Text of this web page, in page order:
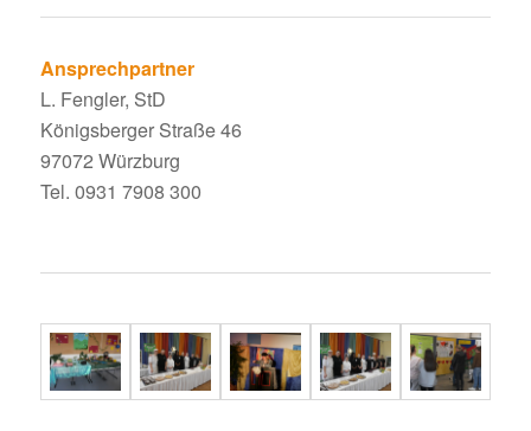
Ansprech­partner
L. Fengler, StD
Königs­berger Straße 46
97072 Würzburg
Tel. 0931 7908 300